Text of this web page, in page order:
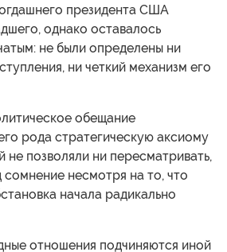
президента США
однако оставалось
не были определены ни
ни четкий механизм его
обещание
рода стратегическую аксиому
не позволяли ни пересматривать,
сомнение несмотря на то, что
начала радикально
отношения подчиняются иной